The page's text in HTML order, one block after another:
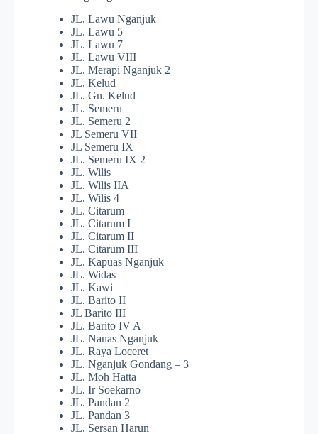
JL. Lawu Nganjuk
JL. Lawu 5
JL. Lawu 7
JL. Lawu VIII
JL. Merapi Nganjuk 2
JL. Kelud
JL. Gn. Kelud
JL. Semeru
JL. Semeru 2
JL Semeru VII
JL Semeru IX
JL. Semeru IX 2
JL. Wilis
JL. Wilis IIA
JL. Wilis 4
JL. Citarum
JL. Citarum I
JL. Citarum II
JL. Citarum III
JL. Kapuas Nganjuk
JL. Widas
JL. Kawi
JL. Barito II
JL Barito III
JL. Barito IV A
JL. Nanas Nganjuk
JL. Raya Loceret
JL. Nganjuk Gondang – 3
JL. Moh Hatta
JL. Ir Soekarno
JL. Pandan 2
JL. Pandan 3
JL. Sersan Harun